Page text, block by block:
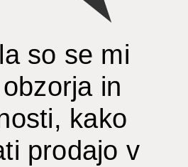
so se mi
in
kako
prodajo v